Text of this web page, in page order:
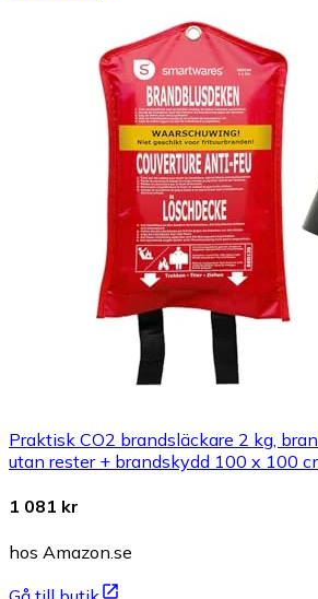
Praktisk CO2 brandsläckare 2 kg,
utan rester + brandskydd 100 x 100
1 081 kr
hos Amazon.se